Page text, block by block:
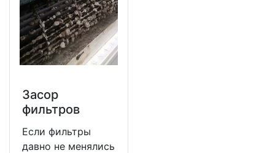
Засор
фильтров
Если фильтры
давно не менялись